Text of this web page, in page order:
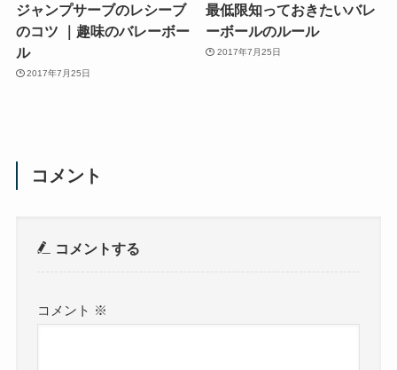
ジャンプサーブのレシーブ
のコツ ｜趣味のバレーボー
ル
2017年7月25日
最低限知っておきたいバレ
ーボールのルール
2017年7月25日
コメント
コメントする
コメント ※